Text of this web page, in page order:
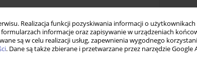
Realizacja funkcji pozyskiwania informacji o użytkownikach
informacje oraz zapisywanie w urządzeniach
są w celu realizacji usług, zapewnienia wygodnego
. Dane są także zbierane i przetwarzane przez narzędzie Google